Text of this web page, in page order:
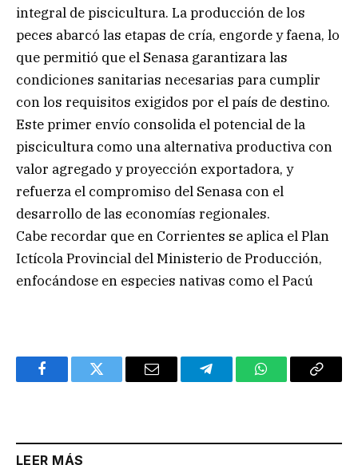
integral de piscicultura. La producción de los
peces abarcó las etapas de cría, engorde y faena, lo
que permitió que el Senasa garantizara las
condiciones sanitarias necesarias para cumplir
con los requisitos exigidos por el país de destino.
Este primer envío consolida el potencial de la
piscicultura como una alternativa productiva con
valor agregado y proyección exportadora, y
refuerza el compromiso del Senasa con el
desarrollo de las economías regionales.
Cabe recordar que en Corrientes se aplica el Plan
Ictícola Provincial del Ministerio de Producción,
enfocándose en especies nativas como el Pacú
FacebookTwitter Email TelegramWhatsAppCopy
LEER MÁS